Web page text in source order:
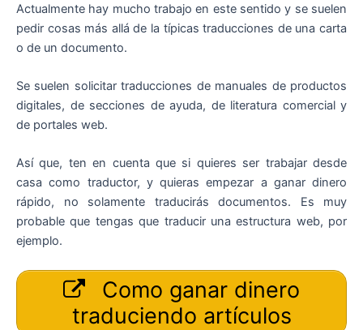
Actualmente hay mucho trabajo en este sentido y se suelen
pedir cosas más allá de la típicas traducciones de una carta
o de un documento.
Se suelen solicitar traducciones de manuales de productos
digitales, de secciones de ayuda, de literatura comercial y
de portales web.
Así que, ten en cuenta que si quieres ser trabajar desde
casa como traductor, y quieras empezar a ganar dinero
rápido, no solamente traducirás documentos. Es muy
probable que tengas que traducir una estructura web, por
ejemplo.
Como ganar dinero
traduciendo artículos